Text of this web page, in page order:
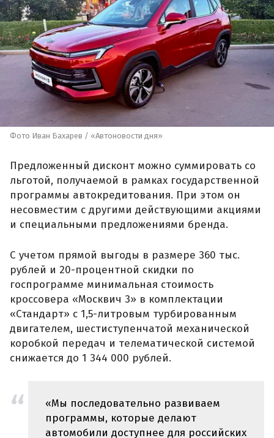
Фото Иван Бахарев / «Автоновости дня»
Предложенный дисконт можно суммировать со
льготой, получаемой в рамках государственной
программы автокредитования. При этом он
несовместим с другими действующими акциями
и специальными предложениями бренда.
С учетом прямой выгоды в размере 360 тыс.
рублей и 20-процентной скидки по
госпрограмме минимальная стоимость
кроссовера «Москвич 3» в комплектации
«Стандарт» с 1,5-литровым турбированным
двигателем, шестиступенчатой механической
коробкой передач и телематической системой
снижается до 1 344 000 рублей.
«Мы последовательно развиваем
программы, которые делают
автомобили доступнее для российских